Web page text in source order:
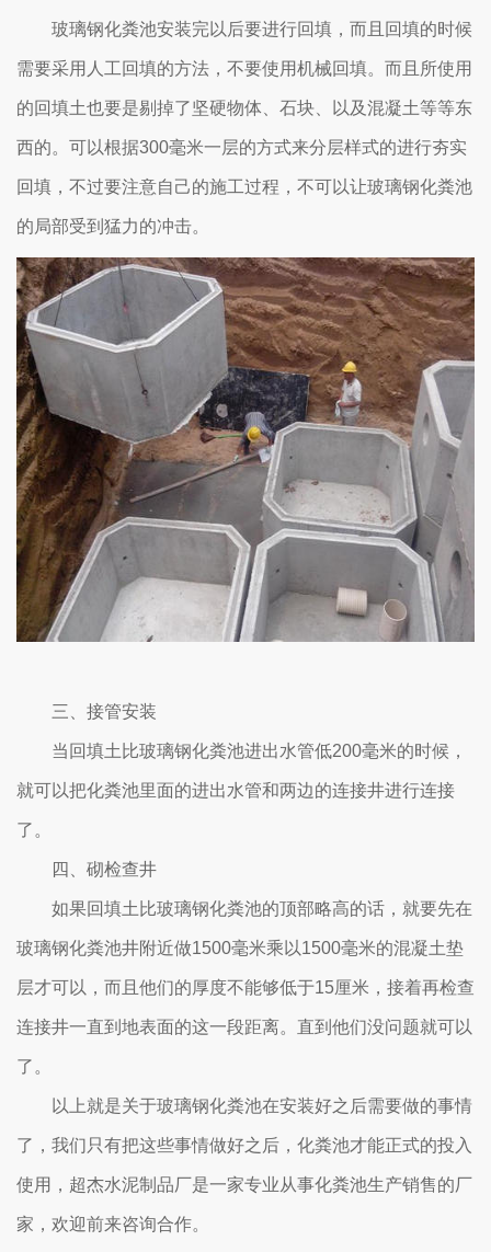
玻璃钢化粪池安装完以后要进行回填，而且回填的时候
需要采用人工回填的方法，不要使用机械回填。而且所使用
的回填土也要是剔掉了坚硬物体、石块、以及混凝土等等东
西的。可以根据300毫米一层的方式来分层样式的进行夯实
回填，不过要注意自己的施工过程，不可以让玻璃钢化粪池
的局部受到猛力的冲击。
三、接管安装
当回填土比玻璃钢化粪池进出水管低200毫米的时候，
就可以把化粪池里面的进出水管和两边的连接井进行连接
了。
四、砌检查井
如果回填土比玻璃钢化粪池的顶部略高的话，就要先在
玻璃钢化粪池井附近做1500毫米乘以1500毫米的混凝土垫
层才可以，而且他们的厚度不能够低于15厘米，接着再检查
连接井一直到地表面的这一段距离。直到他们没问题就可以
了。
以上就是关于玻璃钢化粪池在安装好之后需要做的事情
了，我们只有把这些事情做好之后，化粪池才能正式的投入
使用，超杰水泥制品厂是一家专业从事化粪池生产销售的厂
家，欢迎前来咨询合作。